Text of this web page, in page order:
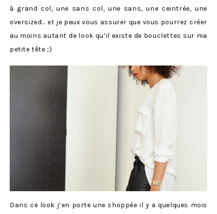
à grand col, une sans col, une sans, une ceintrée, une
oversized… et je peux vous assurer que vous pourrez créer
au moins autant de look qu’il existe de bouclettes sur ma
petite tête ;)
Dans ce look j’en porte une shoppée il y a quelques mois